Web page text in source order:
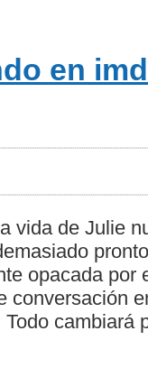
vida de Julie
opacada por
cambiará